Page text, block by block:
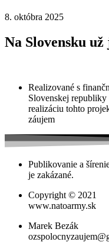
8. októbra 2025
Na Slovensku
Realizované s
Slovenskej
realizáciu tohto
záujem
Publikovanie a
je zakázané.
Copyright © 2021
www.natoarmy.sk
Marek Bezák